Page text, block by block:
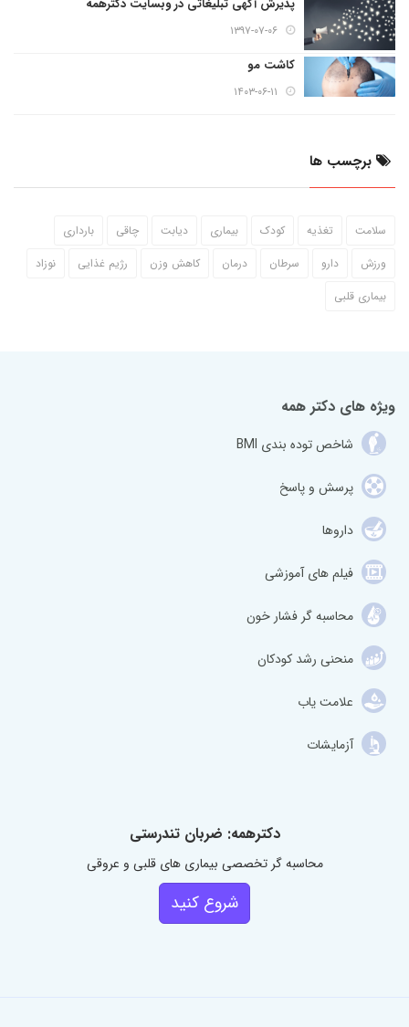
پذیرش آگهی تبلیغاتی در وبسایت دکترهمه
۱۳۹۷-۰۷-۰۶
کاشت مو
۱۴۰۳-۰۶-۱۱
برچسب ها
سلامت تغذیه کودک بیماری دیابت چاقی
بارداری
ورزش
دارو سرطان درمان کاهش وزن رژیم غذایی
نوزاد
بیماری قلبی
ویژه های دکتر همه
شاخص توده بندی BMI
پرسش و پاسخ
داروها
فیلم های آموزشی
محاسبه گر فشار خون
منحنی رشد کودکان
علامت یاب
آزمایشات
دکترهمه: ضربان تندرستی
محاسبه گر تخصصی بیماری های قلبی و عروقی
شروع کنید